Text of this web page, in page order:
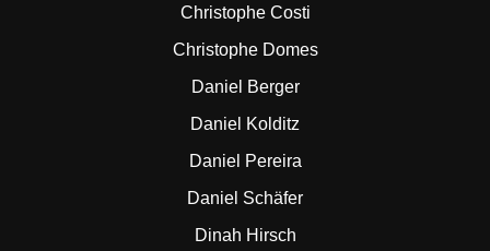
Christophe Costi
Christophe Domes
Daniel Berger
Daniel Kolditz
Daniel Pereira
Daniel Schäfer
Dinah Hirsch